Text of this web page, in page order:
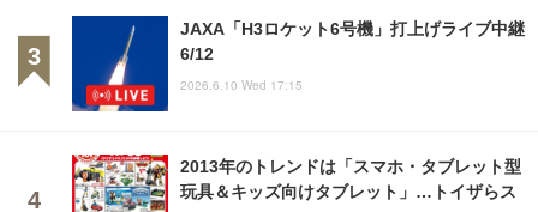
JAXA「H3ロケット6号機」打上げライブ中継
6/12
2026.6.10 Wed 17:15
2013年のトレンドは「スマホ・タブレット型
玩具＆キッズ向けタブレット」…トイザらス